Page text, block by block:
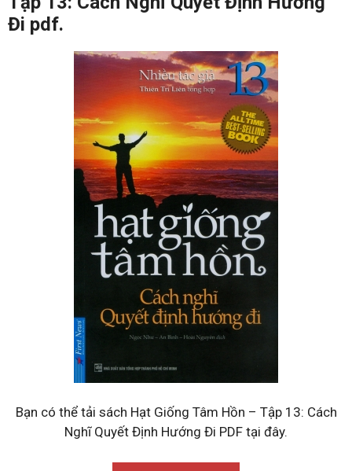
Đi pdf.
Bạn có thể tải sách Hạt Giống Tâm Hồn – Tập 13: Cách
Nghĩ Quyết Định Hướng Đi PDF tại đây.